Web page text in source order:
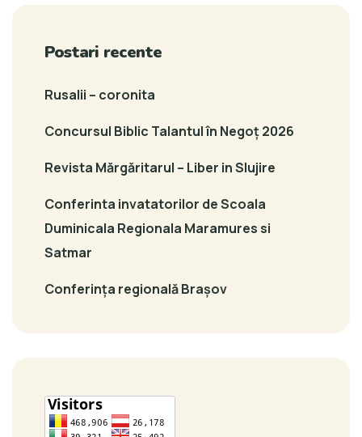
Postari recente
Rusalii – coronita
Concursul Biblic Talantul în Negoț 2026
Revista Mărgăritarul – Liber in Slujire
Conferinta invatatorilor de Scoala
Duminicala Regionala Maramures si
Satmar
Conferința regională Brașov